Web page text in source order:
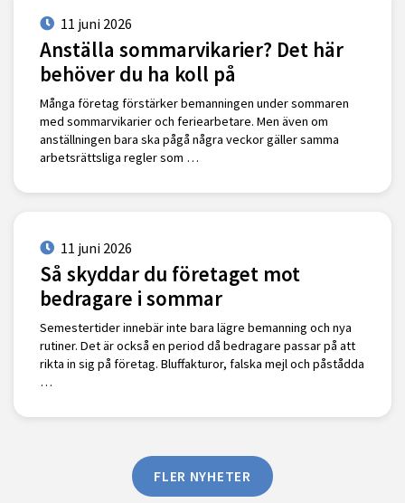
11 juni 2026
Anställa sommarvikarier? Det här
behöver du ha koll på
Många företag förstärker bemanningen under sommaren
med sommarvikarier och feriearbetare. Men även om
anställningen bara ska pågå några veckor gäller samma
arbetsrättsliga regler som …
11 juni 2026
Så skyddar du företaget mot
bedragare i sommar
Semestertider innebär inte bara lägre bemanning och nya
rutiner. Det är också en period då bedragare passar på att
rikta in sig på företag. Bluffakturor, falska mejl och påstådda
…
FLER NYHETER